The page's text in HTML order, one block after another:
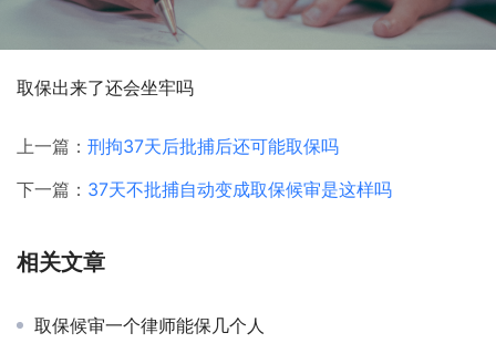
取保出来了还会坐牢吗
上一篇： 刑拘37天后批捕后还可能取保吗
下一篇： 37天不批捕自动变成取保候审是这样吗
相关文章
取保候审一个律师能保几个人